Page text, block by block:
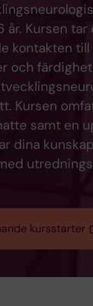
år. Kursen
kontakten
och
Kursen
samt en
dina
kursstarter